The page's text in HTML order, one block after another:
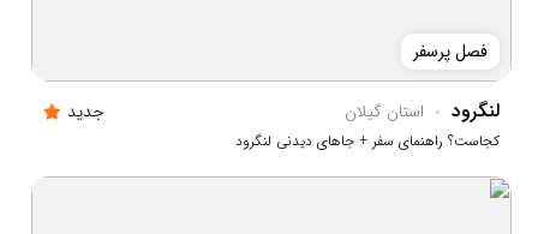
فصل پرسفر
لنگرود استان گيلان جدید
کجاست؟ راهنمای سفر + جاهای دیدنی لنگرود